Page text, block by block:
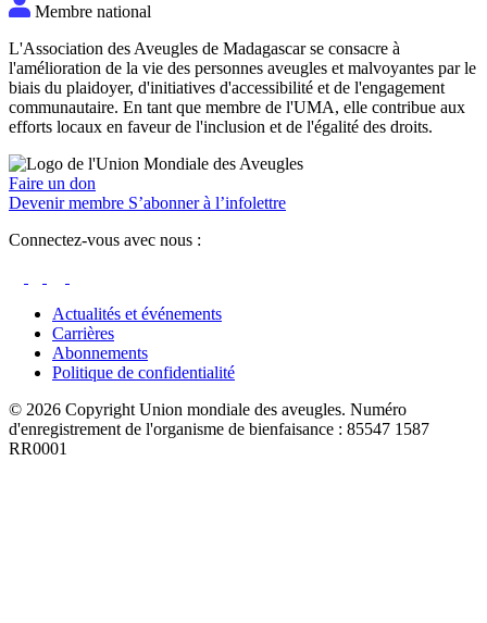
Membre national
L'Association des Aveugles de Madagascar se consacre à
l'amélioration de la vie des personnes aveugles et malvoyantes par le
biais du plaidoyer, d'initiatives d'accessibilité et de l'engagement
communautaire. En tant que membre de l'UMA, elle contribue aux
efforts locaux en faveur de l'inclusion et de l'égalité des droits.
Faire un don
Devenir membre S’abonner à l’infolettre
Connectez-vous avec nous :
Actualités et événements
Carrières
Abonnements
Politique de confidentialité
© 2026 Copyright Union mondiale des aveugles. Numéro
d'enregistrement de l'organisme de bienfaisance : 85547 1587
RR0001